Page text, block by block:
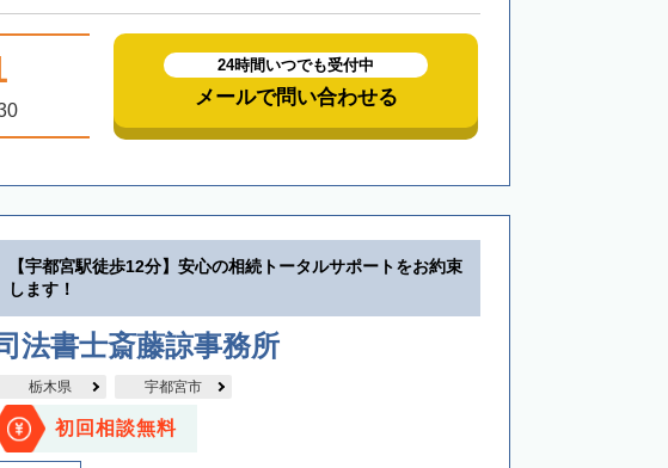
24時間いつでも受付中
メールで問い合わせる
【宇都宮駅徒歩12分】安心の相続トータルサポートをお約束
します！
法書士斎藤諒事務所
栃木県 宇都宮市
初回相談無料